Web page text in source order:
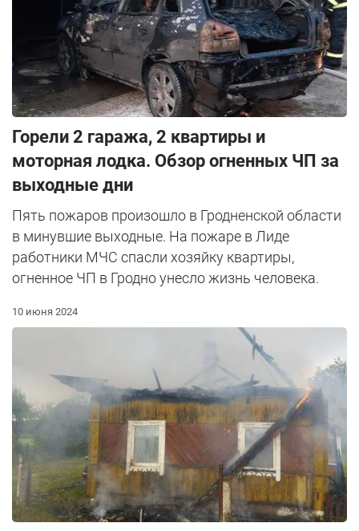
Горели 2 гаража, 2 квартиры и
моторная лодка. Обзор огненных ЧП за
выходные дни
Пять пожаров произошло в Гродненской области
в минувшие выходные. На пожаре в Лиде
работники МЧС спасли хозяйку квартиры,
огненное ЧП в Гродно унесло жизнь человека.
10 июня 2024